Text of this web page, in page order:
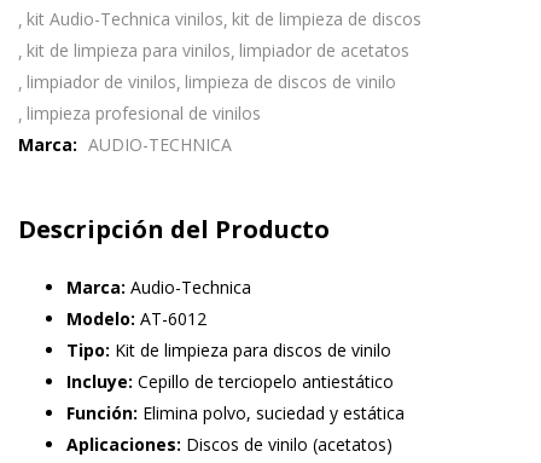
kit Audio-Technica vinilos kit de limpieza de discos
kit de limpieza para vinilos limpiador de acetatos
limpiador de vinilos limpieza de discos de vinilo
limpieza profesional de vinilos
Marca: AUDIO-TECHNICA
Descripción del Producto
Marca: Audio-Technica
Modelo: AT-6012
Tipo: Kit de limpieza para discos de vinilo
Incluye: Cepillo de terciopelo antiestático
Función: Elimina polvo, suciedad y estática
Aplicaciones: Discos de vinilo (acetatos)